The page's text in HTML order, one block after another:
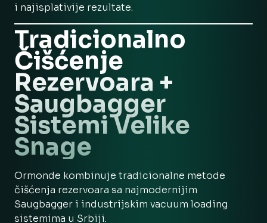
i najisplativije rezultate.
Tradicionalno
Čišćenje
Rezervoara +
Saugbagger
Sistemi Velike
Snage
Ormonde kombinuje tradicionalne metode
čišćenja rezervoara sa najmodernijim
Saugbagger i industrijskim vacuum loading
sistemima u Srbiji.